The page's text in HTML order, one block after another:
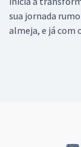
sua jornada
almeja, e já com